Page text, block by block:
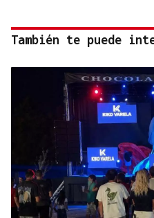
También te puede